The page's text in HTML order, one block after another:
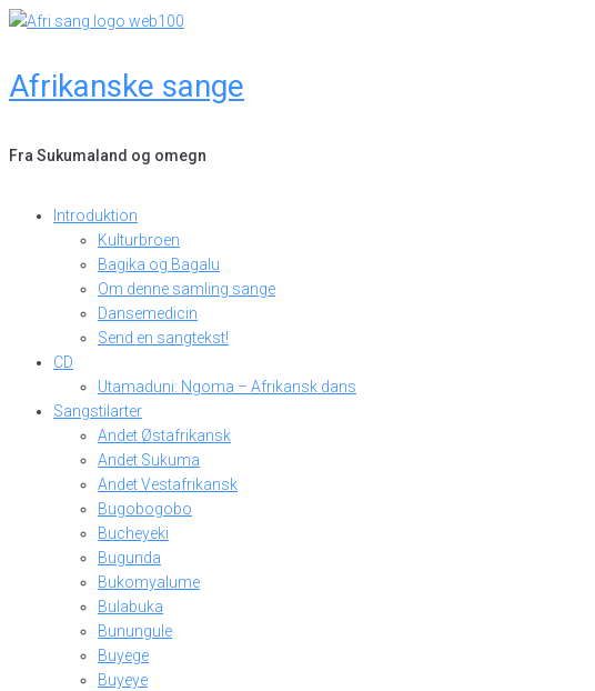
Skip
Afrikanske sange
Fra Sukumaland og omegn
Introduktion
Kulturbroen
Bagika og Bagalu
Om denne samling sange
Dansemedicin
Send en sangtekst!
CD
Utamaduni: Ngoma – Afrikansk dans
Sangstilarter
Andet Østafrikansk
Andet Sukuma
Andet Vestafrikansk
Bugobogobo
Bucheyeki
Bugunda
Bukomyalume
Bulabuka
Bunungule
Buyege
Buyeye